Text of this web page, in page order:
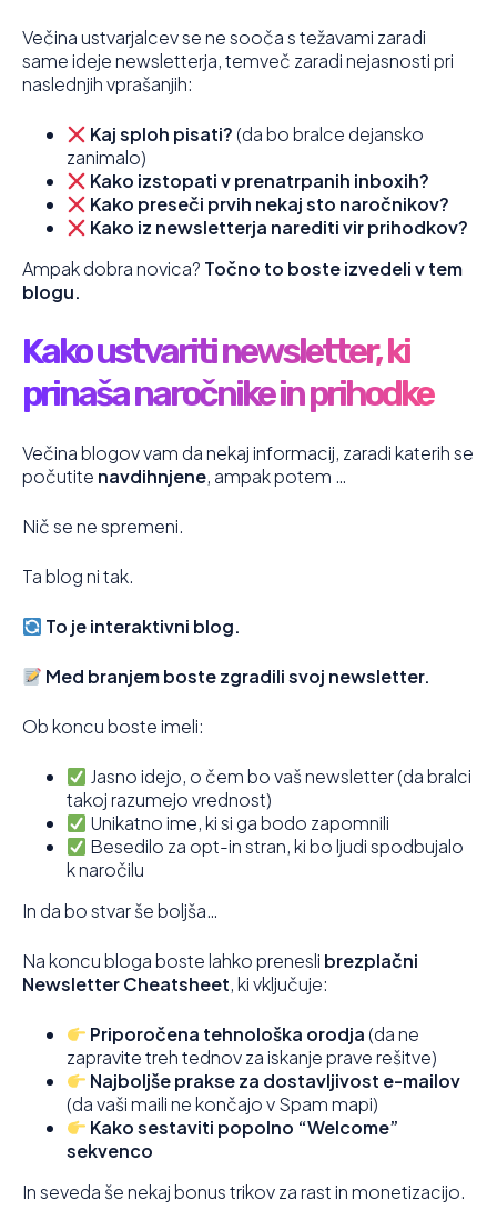
Večina ustvarjalcev se ne sooča s težavami zaradi
same ideje newsletterja, temveč zaradi nejasnosti pri
naslednjih vprašanjih:
Kaj sploh pisati? (da bo bralce dejansko
zanimalo)
Kako izstopati v prenatrpanih inboxih?
Kako preseči prvih nekaj sto naročnikov?
Kako iz newsletterja narediti vir prihodkov?
Ampak dobra novica? Točno to boste izvedeli v tem
blogu.
Kako ustvariti newsletter, ki
prinaša naročnike in prihodke
Večina blogov vam da nekaj informacij, zaradi katerih se
počutite navdihnjene, ampak potem …
Nič se ne spremeni.
Ta blog ni tak.
To je interaktivni blog.
Med branjem boste zgradili svoj newsletter.
Ob koncu boste imeli:
Jasno idejo, o čem bo vaš newsletter (da bralci
takoj razumejo vrednost)
Unikatno ime, ki si ga bodo zapomnili
Besedilo za opt-in stran, ki bo ljudi spodbujalo
k naročilu
In da bo stvar še boljša…
Na koncu bloga boste lahko prenesli brezplačni
Newsletter Cheatsheet, ki vključuje:
Priporočena tehnološka orodja (da ne
zapravite treh tednov za iskanje prave rešitve)
Najboljše prakse za dostavljivost e-mailov
(da vaši maili ne končajo v Spam mapi)
Kako sestaviti popolno “Welcome”
sekvenco
In seveda še nekaj bonus trikov za rast in monetizacijo.